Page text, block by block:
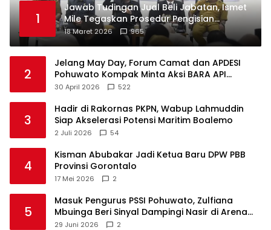
1
Jawab Tudingan Jual Beli Jabatan, Ismet
Mile Tegaskan Prosedur Pengisian
Jabatan
18 Maret 2026 965
2
Jelang May Day, Forum Camat dan APDESI
Pohuwato Kompak Minta Aksi BARA API
Ditunda
30 April 2026 522
3
Hadir di Rakornas PKPN, Wabup Lahmuddin
Siap Akselerasi Potensi Maritim Boalemo
2 Juli 2026 54
4
Kisman Abubakar Jadi Ketua Baru DPW PBB
Provinsi Gorontalo
17 Mei 2026 2
5
Masuk Pengurus PSSI Pohuwato, Zulfiana
Mbuinga Beri Sinyal Dampingi Nasir di Arena
Politik ?
29 Juni 2026 2